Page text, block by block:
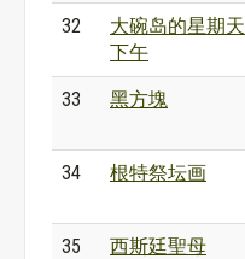
32
大碗岛的星期天
下午
33 黑方塊
34 根特祭坛画
35 西斯廷聖母